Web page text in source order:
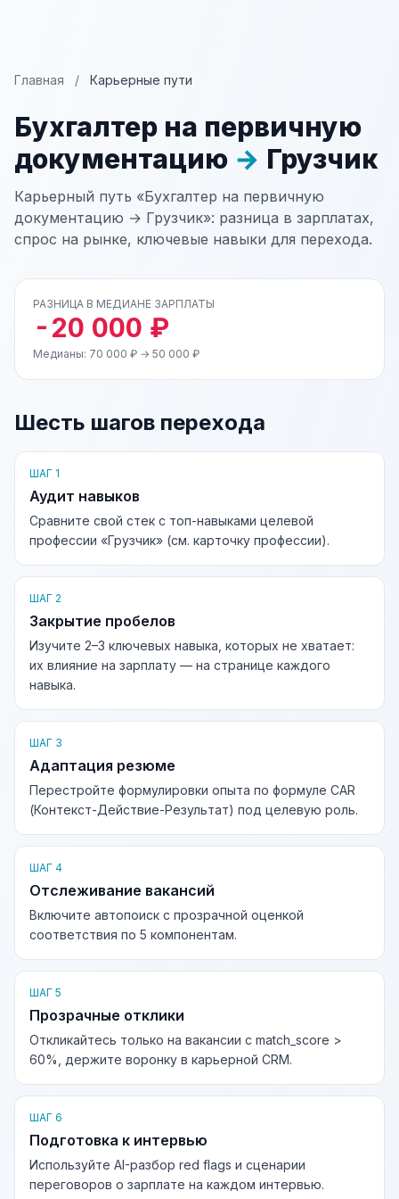
Главная / Карьерные пути
Бухгалтер на первичную
документацию → Грузчик
Карьерный путь «Бухгалтер на первичную
документацию → Грузчик»: разница в зарплатах,
спрос на рынке, ключевые навыки для перехода.
РАЗНИЦА В МЕДИАНЕ ЗАРПЛАТЫ
-20 000 ₽
Медианы: 70 000 ₽ → 50 000 ₽
Шесть шагов перехода
ШАГ 1
Аудит навыков
Сравните свой стек с топ-навыками целевой
профессии «Грузчик» (см. карточку профессии).
ШАГ 2
Закрытие пробелов
Изучите 2–3 ключевых навыка, которых не хватает:
их влияние на зарплату — на странице каждого
навыка.
ШАГ 3
Адаптация резюме
Перестройте формулировки опыта по формуле CAR
(Контекст-Действие-Результат) под целевую роль.
ШАГ 4
Отслеживание вакансий
Включите автопоиск с прозрачной оценкой
соответствия по 5 компонентам.
ШАГ 5
Прозрачные отклики
Откликайтесь только на вакансии с match_score >
60%, держите воронку в карьерной CRM.
ШАГ 6
Подготовка к интервью
Используйте AI-разбор red flags и сценарии
переговоров о зарплате на каждом интервью.